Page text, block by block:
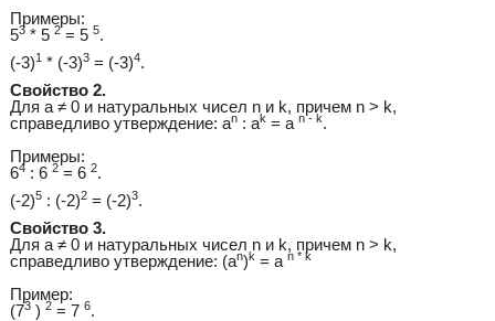
Примеры:
53* 5 2= 5 5.
(-3)1 * (-3)3= (-3)4.
Свойство 2.
Для a ≠ 0 и натуральных чисел n и k, причем n > k,
справедливо утверждение: an: ak= a n - k.
Примеры:
64: 6 2= 6 2.
(-2)5: (-2)2= (-2)3.
Свойство 3.
Для a ≠ 0 и натуральных чисел n и k, причем n > k,
справедливо утверждение: (an)k= a n * k
Пример:
(73) 2= 7 6.